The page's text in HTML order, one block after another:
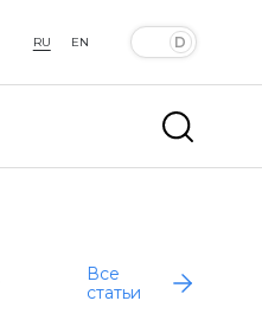
RU EN
Все
статьи